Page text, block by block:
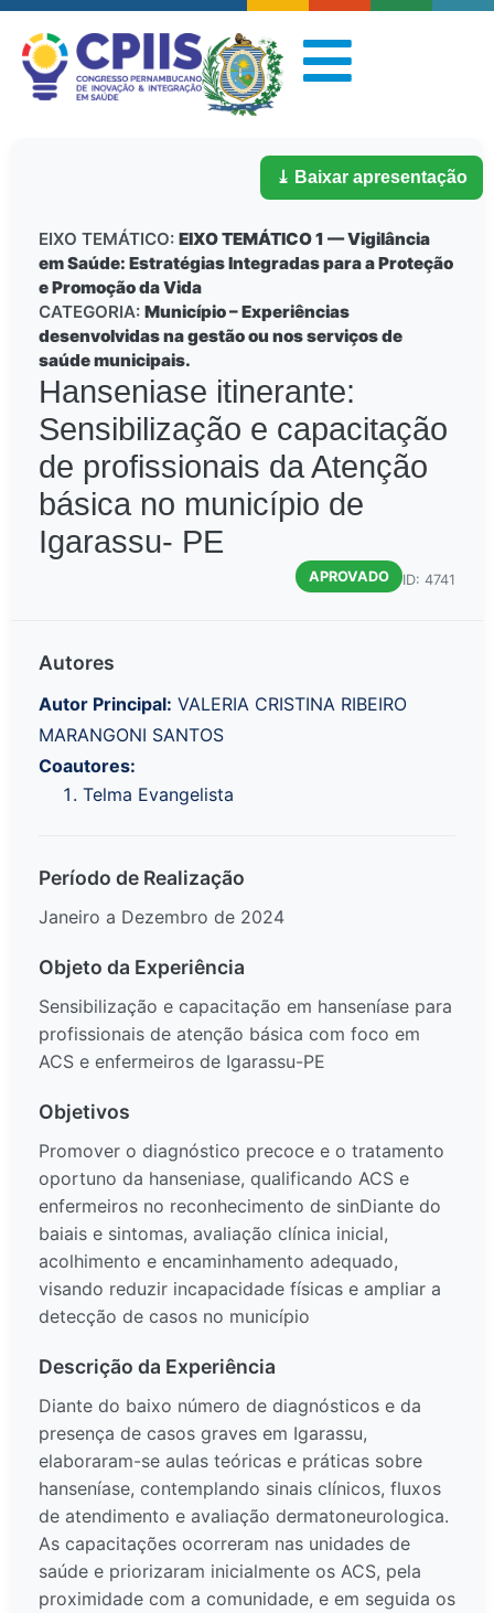
⤓ Baixar apresentação
EIXO TEMÁTICO: EIXO TEMÁTICO 1 — Vigilância
em Saúde: Estratégias Integradas para a Proteção
e Promoção da Vida
CATEGORIA: Município – Experiências
desenvolvidas na gestão ou nos serviços de
saúde municipais.
Hanseniase itinerante:
Sensibilização e capacitação
de profissionais da Atenção
básica no município de
Igarassu- PE
APROVADO ID: 4741
Autores
Autor Principal: VALERIA CRISTINA RIBEIRO
MARANGONI SANTOS
Coautores:
Telma Evangelista
Período de Realização
Janeiro a Dezembro de 2024
Objeto da Experiência
Sensibilização e capacitação em hanseníase para
profissionais de atenção básica com foco em
ACS e enfermeiros de Igarassu-PE
Objetivos
Promover o diagnóstico precoce e o tratamento
oportuno da hanseniase, qualificando ACS e
enfermeiros no reconhecimento de sinDiante do
baiais e sintomas, avaliação clínica inicial,
acolhimento e encaminhamento adequado,
visando reduzir incapacidade físicas e ampliar a
detecção de casos no município
Descrição da Experiência
Diante do baixo número de diagnósticos e da
presença de casos graves em Igarassu,
elaboraram-se aulas teóricas e práticas sobre
hanseníase, contemplando sinais clínicos, fluxos
de atendimento e avaliação dermatoneurologica.
As capacitações ocorreram nas unidades de
saúde e priorizaram inicialmente os ACS, pela
proximidade com a comunidade, e em seguida os